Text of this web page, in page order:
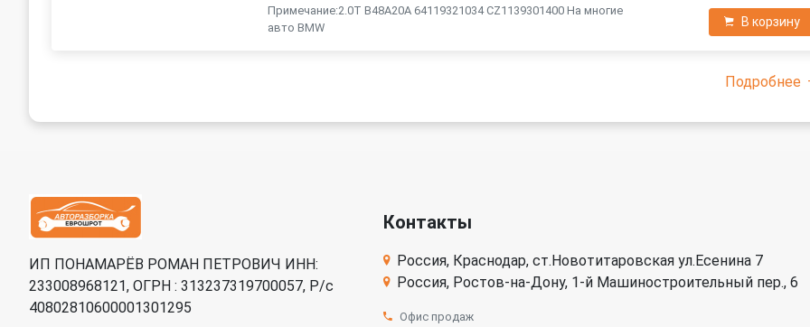
Примечание:2.0T B48A20A 64119321034 CZ1139301400 На многие
авто BMW
В корзину
Подробнее
ИП ПОНАМАРЁВ РОМАН ПЕТРОВИЧ ИНН:
233008968121, ОГРН : 313237319700057, Р/c
40802810600001301295
Контакты
Россия, Краснодар, ст.Новотитаровская ул.Есенина 7
Россия, Ростов-на-Дону, 1-й Машиностроительный пер., 6
Офис продаж